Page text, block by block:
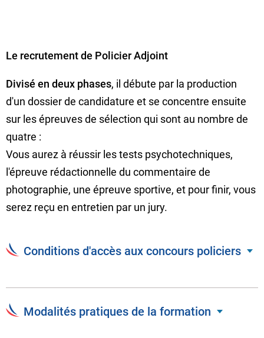
Le recrutement de Policier Adjoint
Divisé en deux phases, il débute par la production
d'un dossier de candidature et se concentre ensuite
sur les épreuves de sélection qui sont au nombre de
quatre :
Vous aurez à réussir les tests psychotechniques,
l'épreuve rédactionnelle du commentaire de
photographie, une épreuve sportive, et pour finir, vous
serez reçu en entretien par un jury.
Conditions d'accès aux concours policiers
Modalités pratiques de la formation